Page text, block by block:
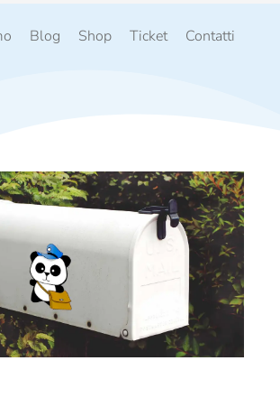
Blog Shop Ticket Contatti